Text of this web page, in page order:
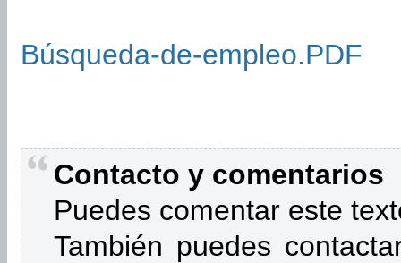
Búsqueda-de-empleo.PDF
Contacto y comentarios
Puedes comentar este
También puedes